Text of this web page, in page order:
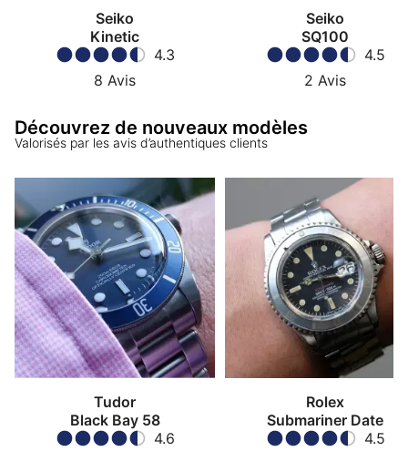
Seiko
Kinetic
4.3
8 Avis
Seiko
SQ100
4.5
2 Avis
Découvrez de nouveaux modèles
Valorisés par les avis d’authentiques clients
Tudor
Black Bay 58
4.6
Rolex
Submariner Date
4.5